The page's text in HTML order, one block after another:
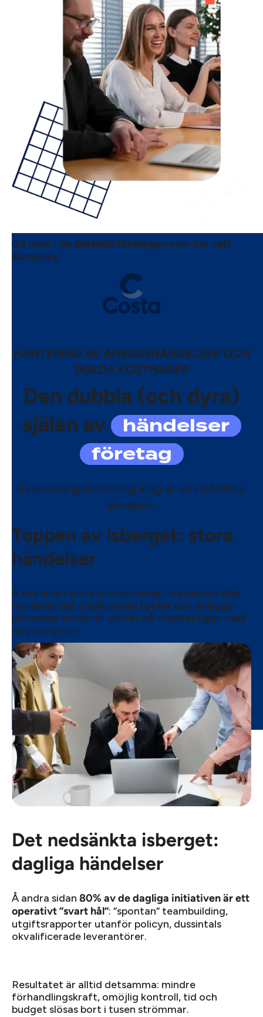
Gå med i de ledande företagen som har valt
Kampaay.
HANTERING AV ANBUDSHÄNDELSER OCH
DOLDA KOSTNADER
Den dubbla (och dyra)
själen av
händelser
företag
Evenemangshantering idag är en ineffektiv
ekvation.
Toppen av isberget: stora
händelser
Å ena sidan stora konventioner, roadshows eller
retreater där traditionella byråer och analoga
processer eroderar värdet på investeringen med
höga avgifter.
Det nedsänkta isberget:
dagliga händelser
Å andra sidan 80% av de dagliga initiativen är ett
operativt ”svart hål”: ”spontan” teambuilding,
utgiftsrapporter utanför policyn, dussintals
okvalificerade leverantörer.
Resultatet är alltid detsamma: mindre
förhandlingskraft, omöjlig kontroll, tid och
budget slösas bort i tusen strömmar.